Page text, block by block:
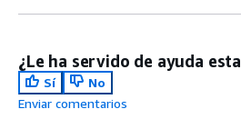
¿Le ha servido de ayuda
Sí
No
Enviar comentarios